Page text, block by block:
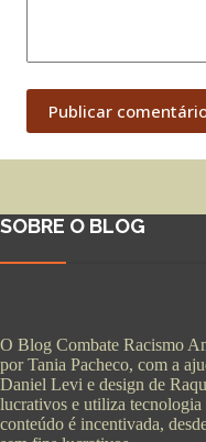
Publicar
SOBRE O BLOG
O Blog Combate Racismo
por Tania Pacheco, com a
Daniel Levi e design de
lucrativos e utiliza tecnologia
conteúdo é incentivada,